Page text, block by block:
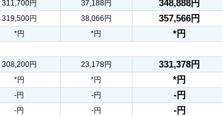
311,700円 37,188円 348,888円
319,500円 38,066円 357,566円
*円 *円 *円
308,200円 23,178円 331,378円
*円 *円 *円
-円 -円 -円
-円 -円 -円